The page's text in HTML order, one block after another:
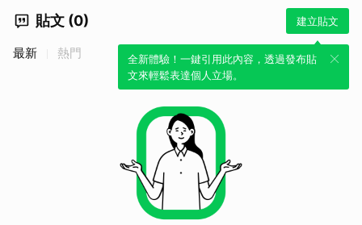
貼文 (0) 建立貼文
全新體驗！一鍵引用此內容，透過發布貼
文來輕鬆表達個人立場。
最新 熱門